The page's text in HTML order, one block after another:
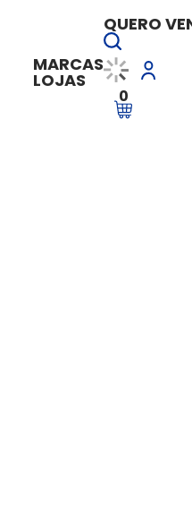
MARCAS
LOJAS
QUERO
0